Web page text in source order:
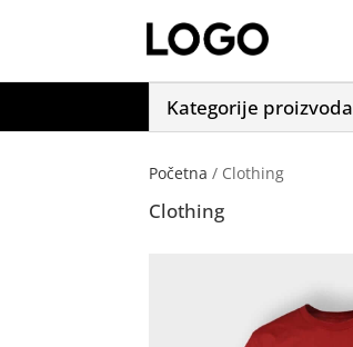
Kategorije proizvoda
Početna / Clothing
Clothing